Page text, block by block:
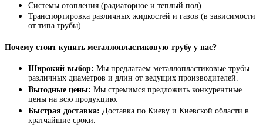
Системы отопления (радиаторное и теплый пол).
Транспортировка различных жидкостей и газов (в зависимости
от типа трубы).
Почему стоит купить металлопластиковую трубу у нас?
Широкий выбор: Мы предлагаем металлопластиковые трубы
различных диаметров и длин от ведущих производителей.
Выгодные цены: Мы стремимся предложить конкурентные
цены на всю продукцию.
Быстрая доставка: Доставка по Киеву и Киевской области в
кратчайшие сроки.